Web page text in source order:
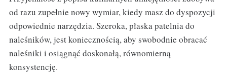
od razu zupełnie nowy wymiar, kiedy masz do dyspozycji
odpowiednie narzędzia. Szeroka, płaska patelnia do
naleśników, jest koniecznością, aby swobodnie obracać
naleśniki i osiągnąć doskonałą, równomierną
konsystencję.